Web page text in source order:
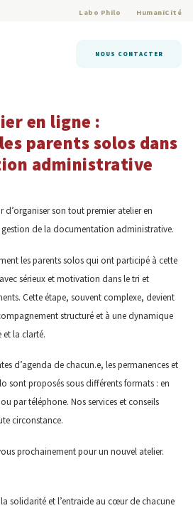
Labo Philo HumaniCité
NOUS CONTACTER
en ligne :
parents solos dans
administrative
d’organiser son tout premier atelier en
de la documentation administrative.
les parents solos qui ont participé à cette
sérieux et motivation dans le tri et
Cette étape, souvent complexe, devient
structuré et à une dynamique
et la clarté.
d’agenda de chacun.e, les permanences et
sont proposés sous différents formats : en
par téléphone. Nos services et conseils
circonstance.
prochainement pour un nouvel atelier.
solidarité et l’entraide au cœur de chacune